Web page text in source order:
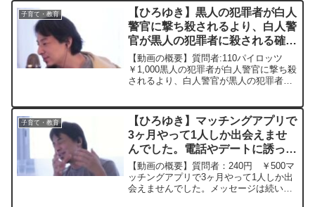
反面、事業が成功するか不安な気持ちも
あるそうで、何かア...
子育て・教育
【ひろゆき】黒人の犯罪者が白人
警官に撃ち殺されるより、白人警
官が黒人の犯罪者に殺される確率
の方が多いと聞きました。ー ひ
ろゆき切り抜き 20230320
【動画の概要】質問者:110パイロッツ
￥1,000黒人の犯罪者が白人警官に撃ち殺
されるより、白人警官が黒人の犯罪者に
**************************...
子育て・教育
【ひろゆき】マッチングアプリで
3ヶ月やって1人しか出会えませ
んでした。電話やデートに誘った
らいいかわかりません。ご教示く
ださいー ひろゆき切り抜き
20250610
【動画の概要】質問者：240円 ￥500マ
ッチングアプリで3ヶ月やって1人しか出
会えませんでした。メッセージは続いた